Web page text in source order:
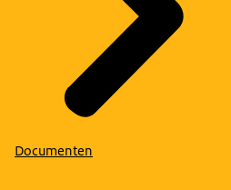
Documenten